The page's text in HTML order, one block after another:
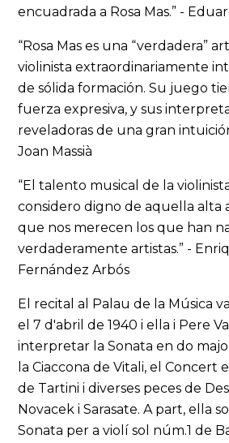
encuadrada a Rosa Mas.” -
“Rosa Mas es una “verdadera”
violinista extraordinariamente
de sólida formación. Su juego
fuerza expresiva, y sus
reveladoras de una gran
Joan Massià
“El talento musical de la
considero digno de aquella alta
que nos merecen los que han
verdaderamente artistas.” -
Fernández Arbós
El recital al Palau de la Música
el 7 d'abril de 1940 i ella i Pere
interpretar la Sonata en do
la Ciaccona de Vitali, el Concert
de Tartini i diverses peces de
Novacek i Sarasate. A part, ella
Sonata per a violí sol núm.1 de